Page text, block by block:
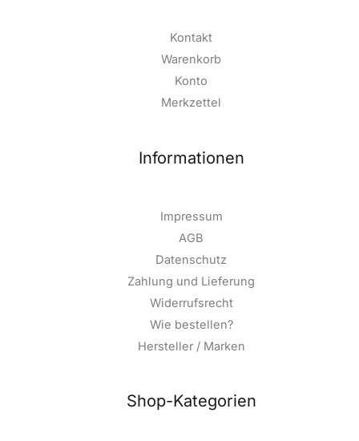
Kontakt
Warenkorb
Konto
Merkzettel
Informationen
Impressum
AGB
Datenschutz
Zahlung und Lieferung
Widerrufsrecht
Wie bestellen?
Hersteller / Marken
Shop-Kategorien